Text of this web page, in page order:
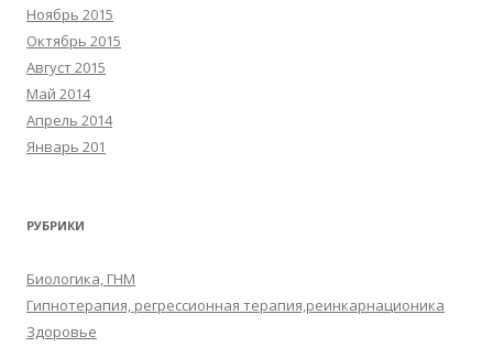
Ноябрь 2015
Октябрь 2015
Август 2015
Май 2014
Апрель 2014
Январь 201
РУБРИКИ
Биологика, ГНМ
Гипнотерапия, регрессионная терапия,реинкарнационика
Здоровье